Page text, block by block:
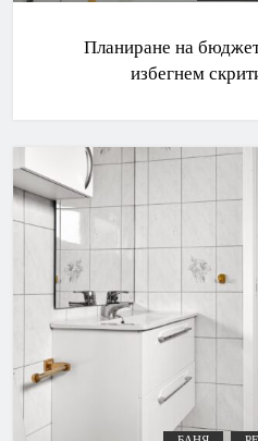
Планиране на
избегнем